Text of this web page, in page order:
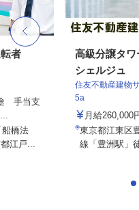
者
手当支
橋法
江戸...
高級分譲タ
シェルジュ
住友不動産建物
5a
月給260,000
東京都江東区
線「豊洲駅」